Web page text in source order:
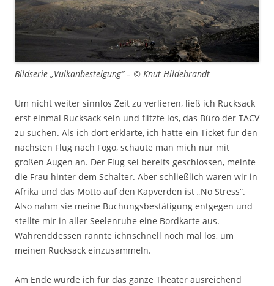
Bildserie „Vulkanbesteigung“ – © Knut Hildebrandt
Um nicht weiter sinnlos Zeit zu verlieren, ließ ich Rucksack
erst einmal Rucksack sein und flitzte los, das Büro der TACV
zu suchen. Als ich dort erklärte, ich hätte ein Ticket für den
nächsten Flug nach Fogo, schaute man mich nur mit
großen Augen an. Der Flug sei bereits geschlossen, meinte
die Frau hinter dem Schalter. Aber schließlich waren wir in
Afrika und das Motto auf den Kapverden ist „No Stress“.
Also nahm sie meine Buchungsbestätigung entgegen und
stellte mir in aller Seelenruhe eine Bordkarte aus.
Währenddessen rannte ichnschnell noch mal los, um
meinen Rucksack einzusammeln.
Am Ende wurde ich für das ganze Theater ausreichend